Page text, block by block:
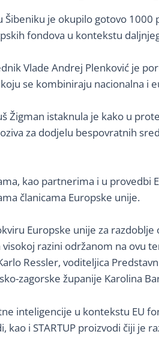
Šibeniku je okupilo gotovo 1000
fondova u kontekstu
Vlade Andrej Plenković je
se kombiniraju nacionalna i
Žigman istaknula je kako u
za dodjelu bespovratnih
kao partnerima i u
članicama Europske unije.
Europske unije za
razini održanom na ovu
Ressler, voditeljica
zagorske županije Karolina
inteligencije u kontekstu EU
i STARTUP proizvodi čiji je